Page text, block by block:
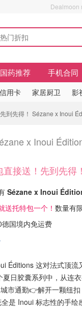
Dealmoon
药推荐 手机合同
用卡 家居厨卫 影
到先得！ Sézane x Inoui
x Inoui
接送！先到先得！
Sézane x Inoui
送托特包一个！ 数量有
国境内免运费
Éditions 这对法式顶流
夏日胶囊系列中，从连
市通勤👉解开一颗纽
是 Inoui 标志性的手